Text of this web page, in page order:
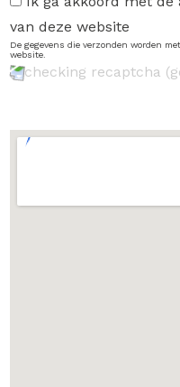
van deze website
De gegevens die verzonden worden
website.
checking recaptcha